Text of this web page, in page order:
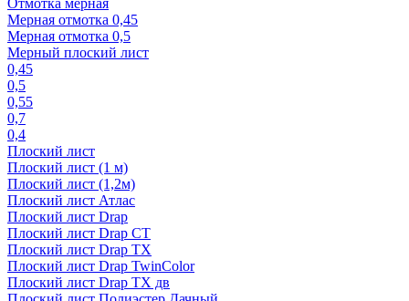
Отмотка мерная
Мерная отмотка 0,45
Мерная отмотка 0,5
Мерный плоский лист
0,45
0,5
0,55
0,7
0,4
Плоский лист
Плоский лист (1 м)
Плоский лист (1,2м)
Плоский лист Атлас
Плоский лист Drap
Плоский лист Drap СТ
Плоский лист Drap TX
Плоский лист Drap TwinColor
Плоский лист Drap ТХ дв